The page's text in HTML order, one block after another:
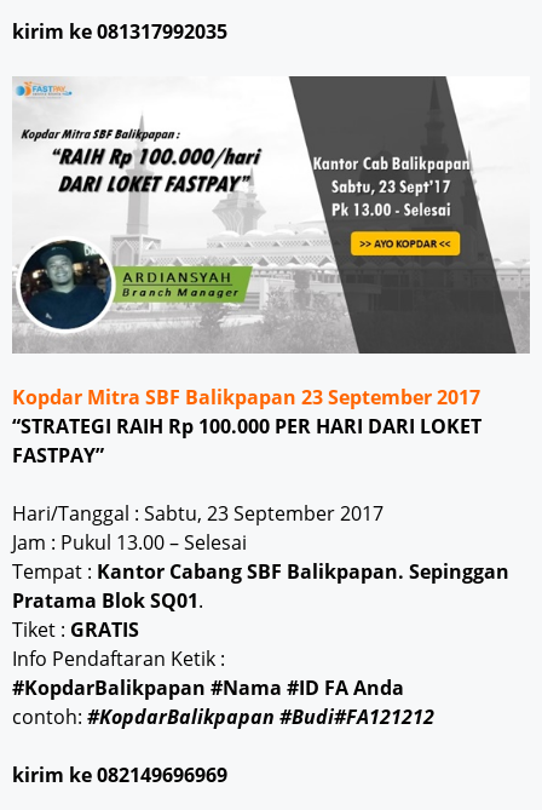
kirim ke 081317992035
Kopdar Mitra SBF Balikpapan 23 September 2017
“STRATEGI RAIH Rp 100.000 PER HARI DARI LOKET
FASTPAY”
Hari/Tanggal : Sabtu, 23 September 2017
Jam : Pukul 13.00 – Selesai
Tempat : Kantor Cabang SBF Balikpapan. Sepinggan
Pratama Blok SQ01.
Tiket : GRATIS
Info Pendaftaran Ketik :
#KopdarBalikpapan #Nama #ID FA Anda
contoh: #KopdarBalikpapan #Budi#FA121212
kirim ke 082149696969